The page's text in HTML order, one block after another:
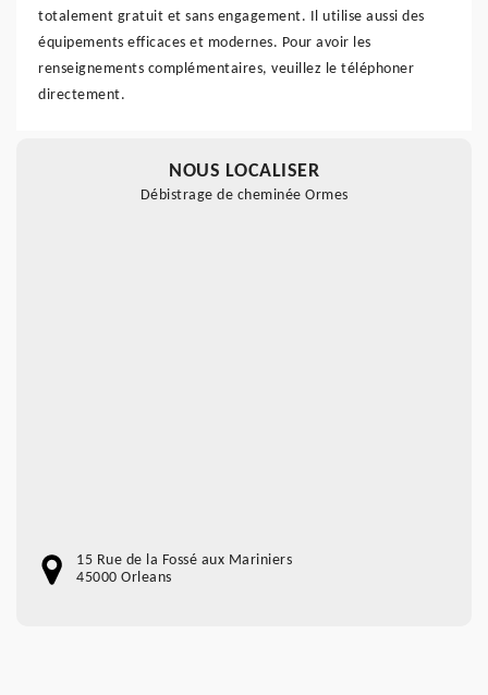
totalement gratuit et sans engagement. Il utilise aussi des
équipements efficaces et modernes. Pour avoir les
renseignements complémentaires, veuillez le téléphoner
directement.
NOUS LOCALISER
Débistrage de cheminée Ormes
15 Rue de la Fossé aux Mariniers
45000 Orleans